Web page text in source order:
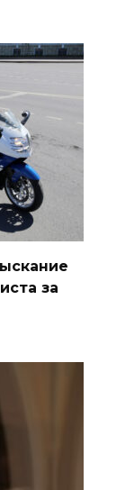
за